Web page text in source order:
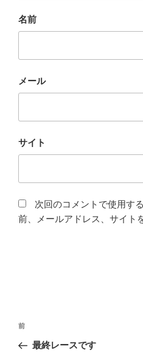
名前
メール
サイト
次回のコメントで使用す
前、メールアドレス、サイト
投
ナ
前
の
前
最終レースです